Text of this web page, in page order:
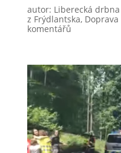
autor: Liberecká drbna
z Frýdlantska,
komentářů